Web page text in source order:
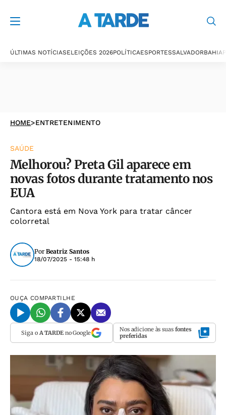
ÚLTIMAS NOTÍCIASELEIÇÕES 2026POLÍTICAESPORTESSALVADORBAHIA
HOME>ENTRETENIMENTO
SAÚDE
Melhorou? Preta Gil aparece em
novas fotos durante tratamento nos
EUA
Cantora está em Nova York para tratar câncer
colorretal
Por Beatriz Santos
18/07/2025 - 15:48 h
OUÇA COMPARTILHE
Siga o A TARDEno Google Nos adicione às suas fontes
preferidas